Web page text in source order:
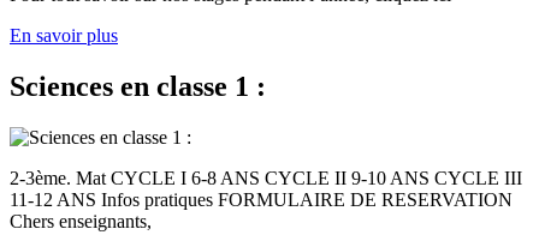
En savoir plus
Sciences en classe 1 :
2-3ème. Mat CYCLE I 6-8 ANS CYCLE II 9-10 ANS CYCLE III
11-12 ANS Infos pratiques FORMULAIRE DE RESERVATION
Chers enseignants,